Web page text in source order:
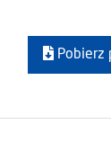
Pobierz